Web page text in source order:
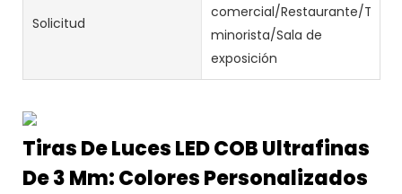
Solicitud
comercial/Restaurante/
minorista/Sala de
exposición
Tiras De Luces LED COB Ultrafinas
De 3 Mm: Colores Personalizados